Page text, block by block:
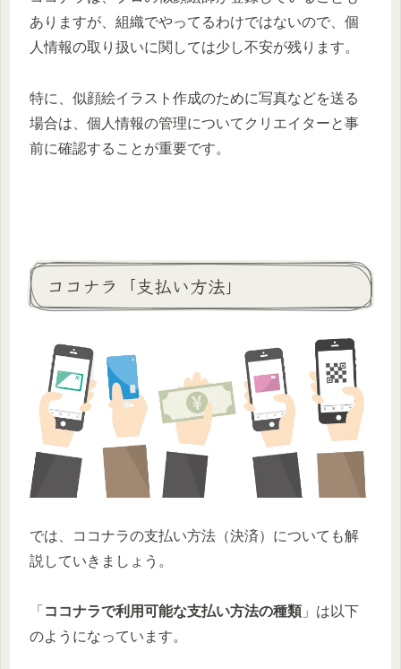
ありますが、組織でやってるわけではないので、個
人情報の取り扱いに関しては少し不安が残ります。
特に、似顔絵イラスト作成のために写真などを送る
場合は、個人情報の管理についてクリエイターと事
前に確認することが重要です。
ココナラ「支払い方法」
では、ココナラの支払い方法（決済）についても解
説していきましょう。
「 ココナラで利用可能な支払い方法の種類 」は以下
のようになっています。